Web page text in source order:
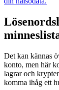
Det kan kännas
konto, men här
lagrar och
komma ihåg ett